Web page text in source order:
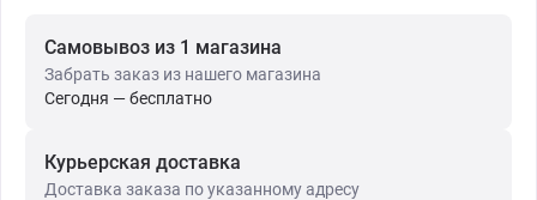
Самовывоз из 1 магазина
Забрать заказ из нашего магазина
Сегодня — бесплатно
Курьерская доставка
Доставка заказа по указанному адресу